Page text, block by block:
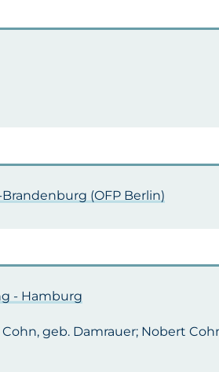
(OFP Berlin)
- Hamburg
geb. Damrauer; Nobert